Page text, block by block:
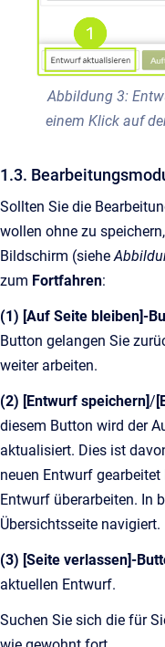
Abbildung 3:
einem Klick auf
1.3.
Sollten Sie die
wollen ohne zu
Bildschirm (siehe
zum Fortfahren:
(1) [Auf Seite bleiben]-
Button gelangen Sie
weiter arbeiten.
(2) [Entwurf speichern]/
diesem Button wird der
aktualisiert. Dies ist
neuen Entwurf
Entwurf überarbeiten. In
Übersichtsseite navigiert.
(3) [Seite verlassen]-
aktuellen Entwurf.
Suchen Sie sich die für